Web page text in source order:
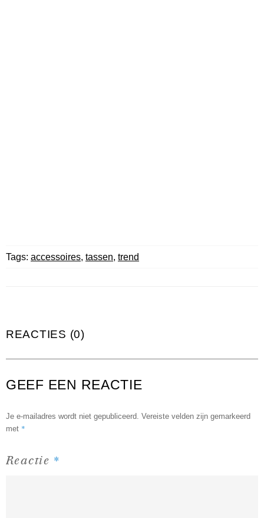
Tags: accessoires, tassen, trend
REACTIES (0)
GEEF EEN REACTIE
Je e-mailadres wordt niet gepubliceerd. Vereiste velden zijn gemarkeerd
met *
Reactie *